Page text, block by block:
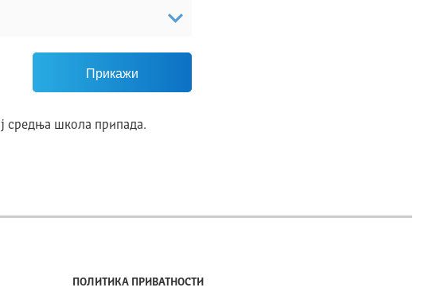
Прикажи
средња школа припада.
ПОЛИТИКА ПРИВАТНОСТИ